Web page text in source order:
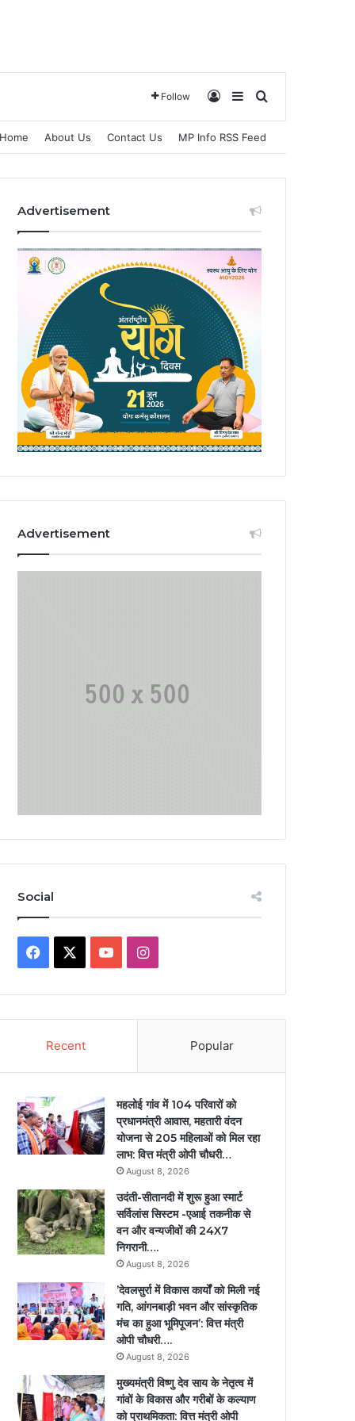
Follow Log InSidebarSearch for
Home About Us Contact Us MP Info RSS Feed
Advertisement
Advertisement
Social
Facebook YouTubeInstagram
Recent Popular
महलोई गांव में 104 परिवारों को
प्रधानमंत्री आवास, महतारी वंदन
योजना से 205 महिलाओं को मिल रहा
लाभ: वित्त मंत्री ओपी चौधरी…
August 8, 2026
उदंती-सीतानदी में शुरू हुआ स्मार्ट
सर्विलांस सिस्टम -एआई तकनीक से
वन और वन्यजीवों की 24X7
निगरानी….
August 8, 2026
’देवलसुर्रा में विकास कार्यों को मिली नई
गति, आंगनबाड़ी भवन और सांस्कृतिक
मंच का हुआ भूमिपूजन’: वित्त मंत्री
ओपी चौधरी….
August 8, 2026
मुख्यमंत्री विष्णु देव साय के नेतृत्व में
गांवों के विकास और गरीबों के कल्याण
को प्राथमिकता: वित्त मंत्री ओपी